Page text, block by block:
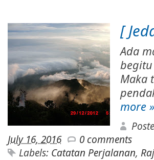
[
Ada
Maka
more »
July 16, 2016
0 comments
Labels: Catatan Perjalanan,